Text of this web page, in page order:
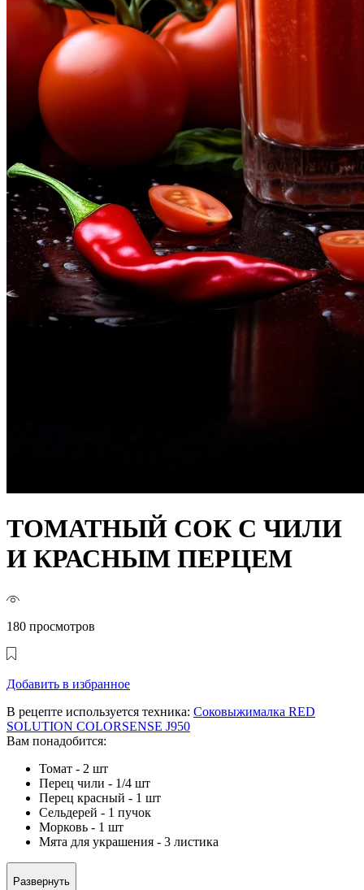
ТОМАТНЫЙ СОК С ЧИЛИ
И КРАСНЫМ ПЕРЦЕМ
180 просмотров
Добавить в избранное
В рецепте используется техника: Соковыжималка RED
SOLUTION COLORSENSE J950
Вам понадобится:
Томат - 2 шт
Перец чили - 1/4 шт
Перец красный - 1 шт
Сельдерей - 1 пучок
Морковь - 1 шт
Мята для украшения - 3 листика
Развернуть